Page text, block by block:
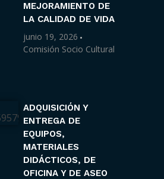
MEJORAMIENTO DE
LA CALIDAD DE VIDA
junio 19, 2026
Comisión Socio Cultural
ADQUISICIÓN Y
ENTREGA DE
EQUIPOS,
MATERIALES
DIDÁCTICOS, DE
OFICINA Y DE ASEO